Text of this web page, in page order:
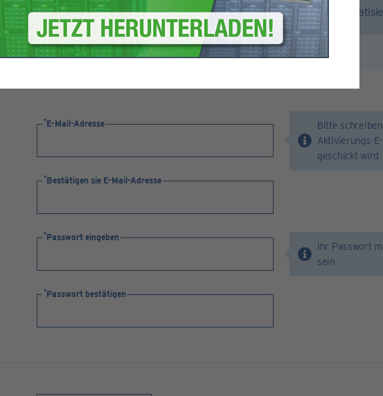
die die Zustellung der
E-Mail-Adresse
Bitte
Aktivierungs-
geschickt wird
Bestätigen sie E-Mail-Adresse
Passwort eingeben
Ihr Passwort
sein
Passwort bestätigen